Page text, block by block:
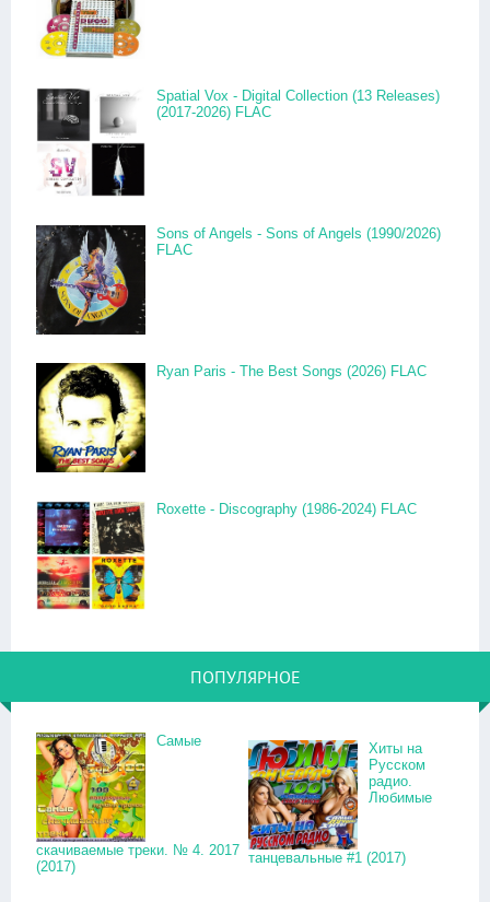
Spatial Vox - Digital Collection (13 Releases)
(2017-2026) FLAC
Sons of Angels - Sons of Angels (1990/2026)
FLAC
Ryan Paris - The Best Songs (2026) FLAC
Roxette - Discography (1986-2024) FLAC
ПОПУЛЯРНОЕ
Самые
скачиваемые треки. № 4. 2017
(2017)
Хиты на
Русском
радио.
Любимые
танцевальные #1 (2017)